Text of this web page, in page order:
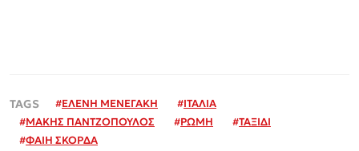
#ΕΛΕΝΗ ΜΕΝΕΓΑΚΗ #ΙΤΑΛΙΑ
#ΜΑΚΗΣ ΠΑΝΤΖΟΠΟΥΛΟΣ #ΡΩΜΗ #ΤΑΞΙΔΙ
#ΦΑΙΗ ΣΚΟΡΔΑ